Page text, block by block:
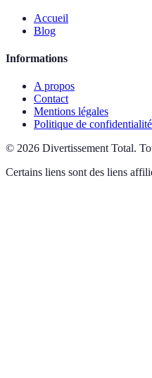
Accueil
Blog
Informations
A propos
Contact
Mentions légales
Politique de confidentialité
© 2026 Divertissement Total.
Certains liens sont des liens